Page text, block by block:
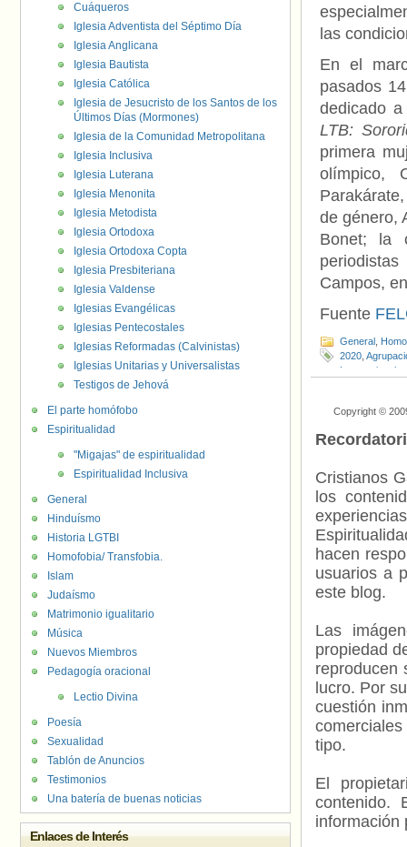
las
En el
pasados
dedicado
LTB:
primera
olímpico,
de género,
Bonet; la
Campos,
Fuente
General
2020
Internacional
Copyright ©
Cristianos
los
hacen
usuarios a
este blog.
Las
propiedad
reproducen
lucro. Por
cuestión
tipo.
El
contenido.
información
Cuáqueros
Iglesia Adventista del Séptimo Día
Iglesia Anglicana
Iglesia Bautista
Iglesia Católica
Iglesia de Jesucristo de los Santos de los
Últimos Días (Mormones)
Iglesia de la Comunidad Metropolitana
Iglesia Inclusiva
Iglesia Luterana
Iglesia Menonita
Iglesia Metodista
Iglesia Ortodoxa
Iglesia Ortodoxa Copta
Iglesia Presbiteriana
Iglesia Valdense
Iglesias Evangélicas
Iglesias Pentecostales
Iglesias Reformadas (Calvinistas)
Iglesias Unitarias y Universalistas
Testigos de Jehová
El parte homófobo
Espiritualidad
"Migajas" de espiritualidad
Espiritualidad Inclusiva
General
Hinduísmo
Historia LGTBI
Homofobia/ Transfobia.
Islam
Judaísmo
Matrimonio igualitario
Música
Nuevos Miembros
Pedagogía oracional
Lectio Divina
Poesía
Sexualidad
Tablón de Anuncios
Testimonios
Una batería de buenas noticias
Enlaces de Interés